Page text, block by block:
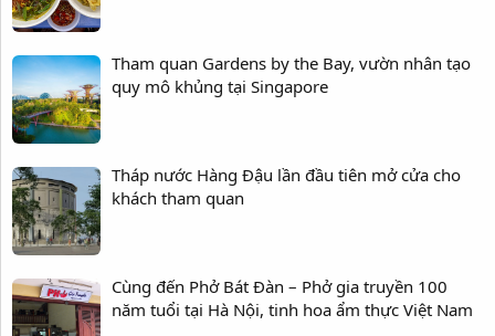
Tham quan Gardens by the Bay, vườn nhân tạo
quy mô khủng tại Singapore
Tháp nước Hàng Đậu lần đầu tiên mở cửa cho
khách tham quan
Cùng đến Phở Bát Đàn – Phở gia truyền 100
năm tuổi tại Hà Nội, tinh hoa ẩm thực Việt Nam